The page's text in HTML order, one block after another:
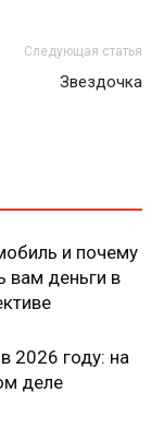
Следующая статья
Звездочка
и почему
вам деньги в
2026 году: на
деле